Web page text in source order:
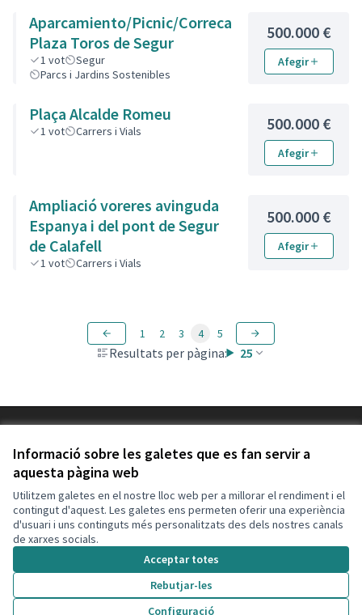
Informació sobre les galetes que es fan servir a
aquesta pàgina web
Utilitzem galetes en el nostre lloc web per a millorar el rendiment i el
contingut d'aquest. Les galetes ens permeten oferir una experiència
d'usuari i uns continguts més personalitzats des dels nostres canals
de xarxes socials.
Acceptar totes
Rebutjar-les
Configuració
Aparcamiento/Picnic/Correcan
Plaza Toros de Segur
1 vot
Segur
Parcs i Jardins Sostenibles
500.000 €
Afegir
Plaça Alcalde Romeu
1 vot Carrers i Vials 500.000 €
Afegir
Ampliació voreres avinguda
Espanya i del pont de Segur
de Calafell
1 vot Carrers i Vials
500.000 €
Afegir
Resultats per pàgina: 25
1 2 3 4 5
Configuració de les galetes
Decidim Calafell a X
(Enllaç extern)
Decidim Calafell a Facebook
(Enllaç extern)
Decidim Calafell a YouTube
(Enllaç extern)
Decidim Calafell a GitHub
(Enllaç extern)
(Enllaç extern)programari lliure
(Enllaç extern)
.